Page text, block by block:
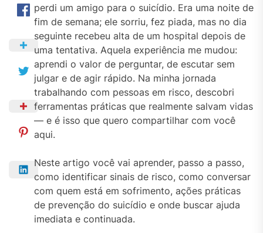
perdi um amigo para o suicídio. Era uma noite de
fim de semana; ele sorriu, fez piada, mas no dia
seguinte recebeu alta de um hospital depois de
uma tentativa. Aquela experiência me mudou:
aprendi o valor de perguntar, de escutar sem
julgar e de agir rápido. Na minha jornada
trabalhando com pessoas em risco, descobri
ferramentas práticas que realmente salvam vidas
— e é isso que quero compartilhar com você
aqui.
Neste artigo você vai aprender, passo a passo,
como identificar sinais de risco, como conversar
com quem está em sofrimento, ações práticas
de prevenção do suicídio e onde buscar ajuda
imediata e continuada.